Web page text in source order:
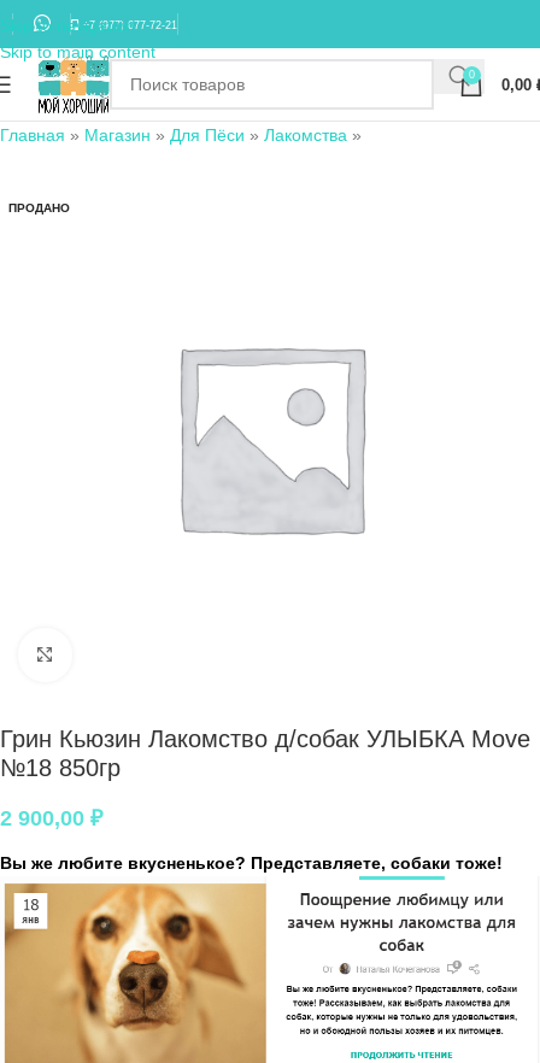
Skip to navigation
Skip to main content
+7 (977) 677-72-21
0
0,00
Главная » Магазин » Для Пёси » Лакомства »
ПРОДАНО
Грин Кьюзин Лакомство д/собак УЛЫБКА Move
№18 850гр
2 900,00 ₽
Вы же любите вкусненькое? Представляете, собаки тоже!